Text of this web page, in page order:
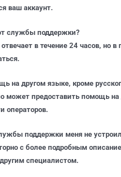
ваш аккаунт.
службы поддержки?
в течение 24 часов, но
на другом языке, кроме
может предоставить помощь на
операторов.
поддержки меня не
с более подробным
специалистом.